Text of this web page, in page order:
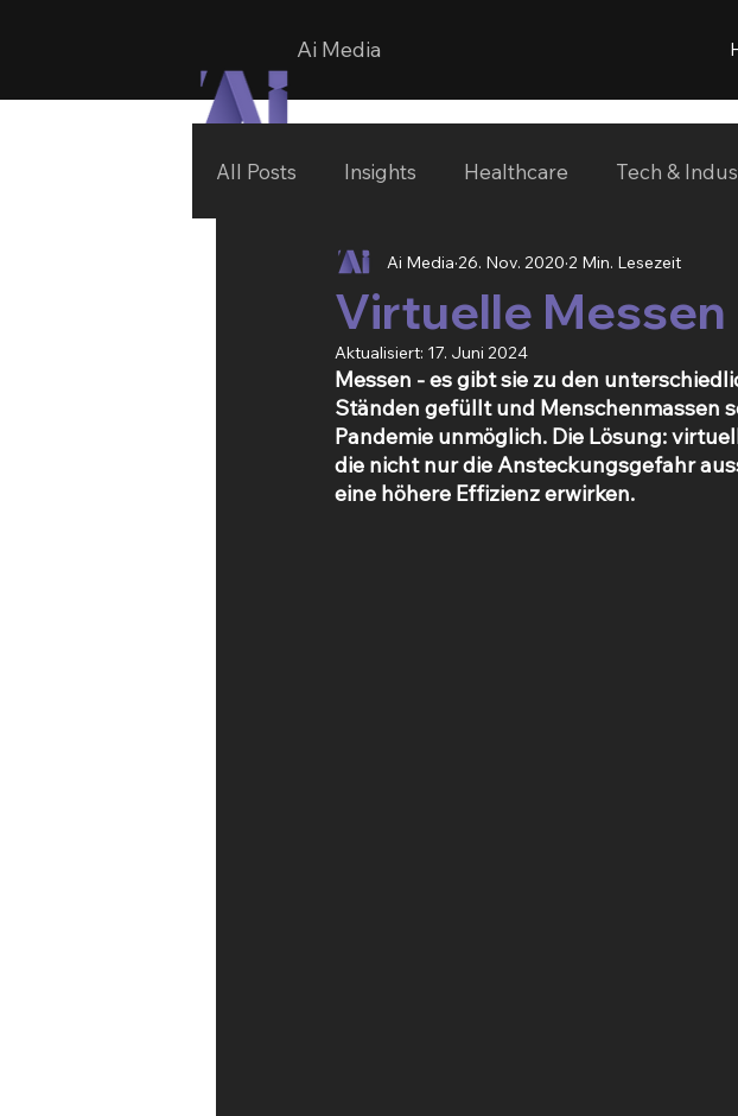
Ai Media
All Posts Insights Healthcare Tech &
Virtuelle Messen
Ai Media 26. Nov. 2020 2 Min. Lesezeit
Aktualisiert: 17. Juni 2024
Messen - es gibt sie zu den
Ständen gefüllt und Menschenmassen
Pandemie unmöglich. Die Lösung:
die nicht nur die Ansteckungsgefahr
eine höhere Effizienz erwirken.